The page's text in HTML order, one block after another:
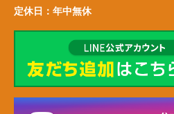
定休日： 年中無休